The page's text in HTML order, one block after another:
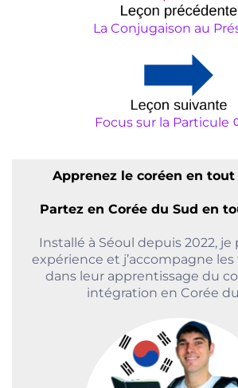
La Conjugaison au
Focus sur la Particule
Apprenez le coréen en
Partez en Corée du Sud en
Installé à Séoul depuis 2022,
expérience et j’accompagne
dans leur apprentissage du
intégration en Corée